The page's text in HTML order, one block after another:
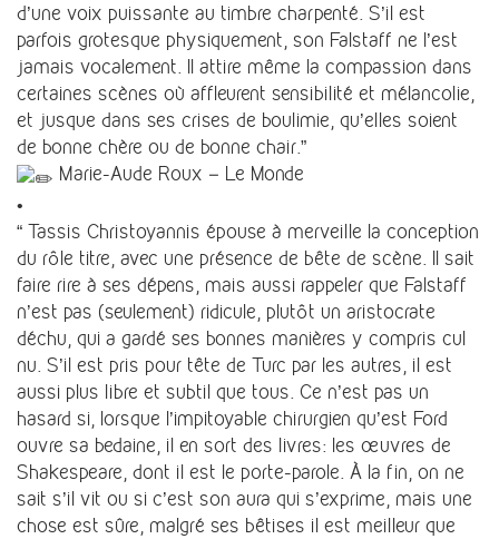
d’une voix puissante au timbre charpenté. S’il est
parfois grotesque physiquement, son Falstaff ne l’est
jamais vocalement. Il attire même la compassion dans
certaines scènes où affleurent sensibilité et mélancolie,
et jusque dans ses crises de boulimie, qu’elles soient
de bonne chère ou de bonne chair.”
Marie-Aude Roux – Le Monde
•
“ Tassis Christoyannis épouse à merveille la conception
du rôle titre, avec une présence de bête de scène. Il sait
faire rire à ses dépens, mais aussi rappeler que Falstaff
n’est pas (seulement) ridicule, plutôt un aristocrate
déchu, qui a gardé ses bonnes manières y compris cul
nu. S’il est pris pour tête de Turc par les autres, il est
aussi plus libre et subtil que tous. Ce n’est pas un
hasard si, lorsque l’impitoyable chirurgien qu’est Ford
ouvre sa bedaine, il en sort des livres: les œuvres de
Shakespeare, dont il est le porte-parole. À la fin, on ne
sait s’il vit ou si c’est son aura qui s’exprime, mais une
chose est sûre, malgré ses bêtises il est meilleur que